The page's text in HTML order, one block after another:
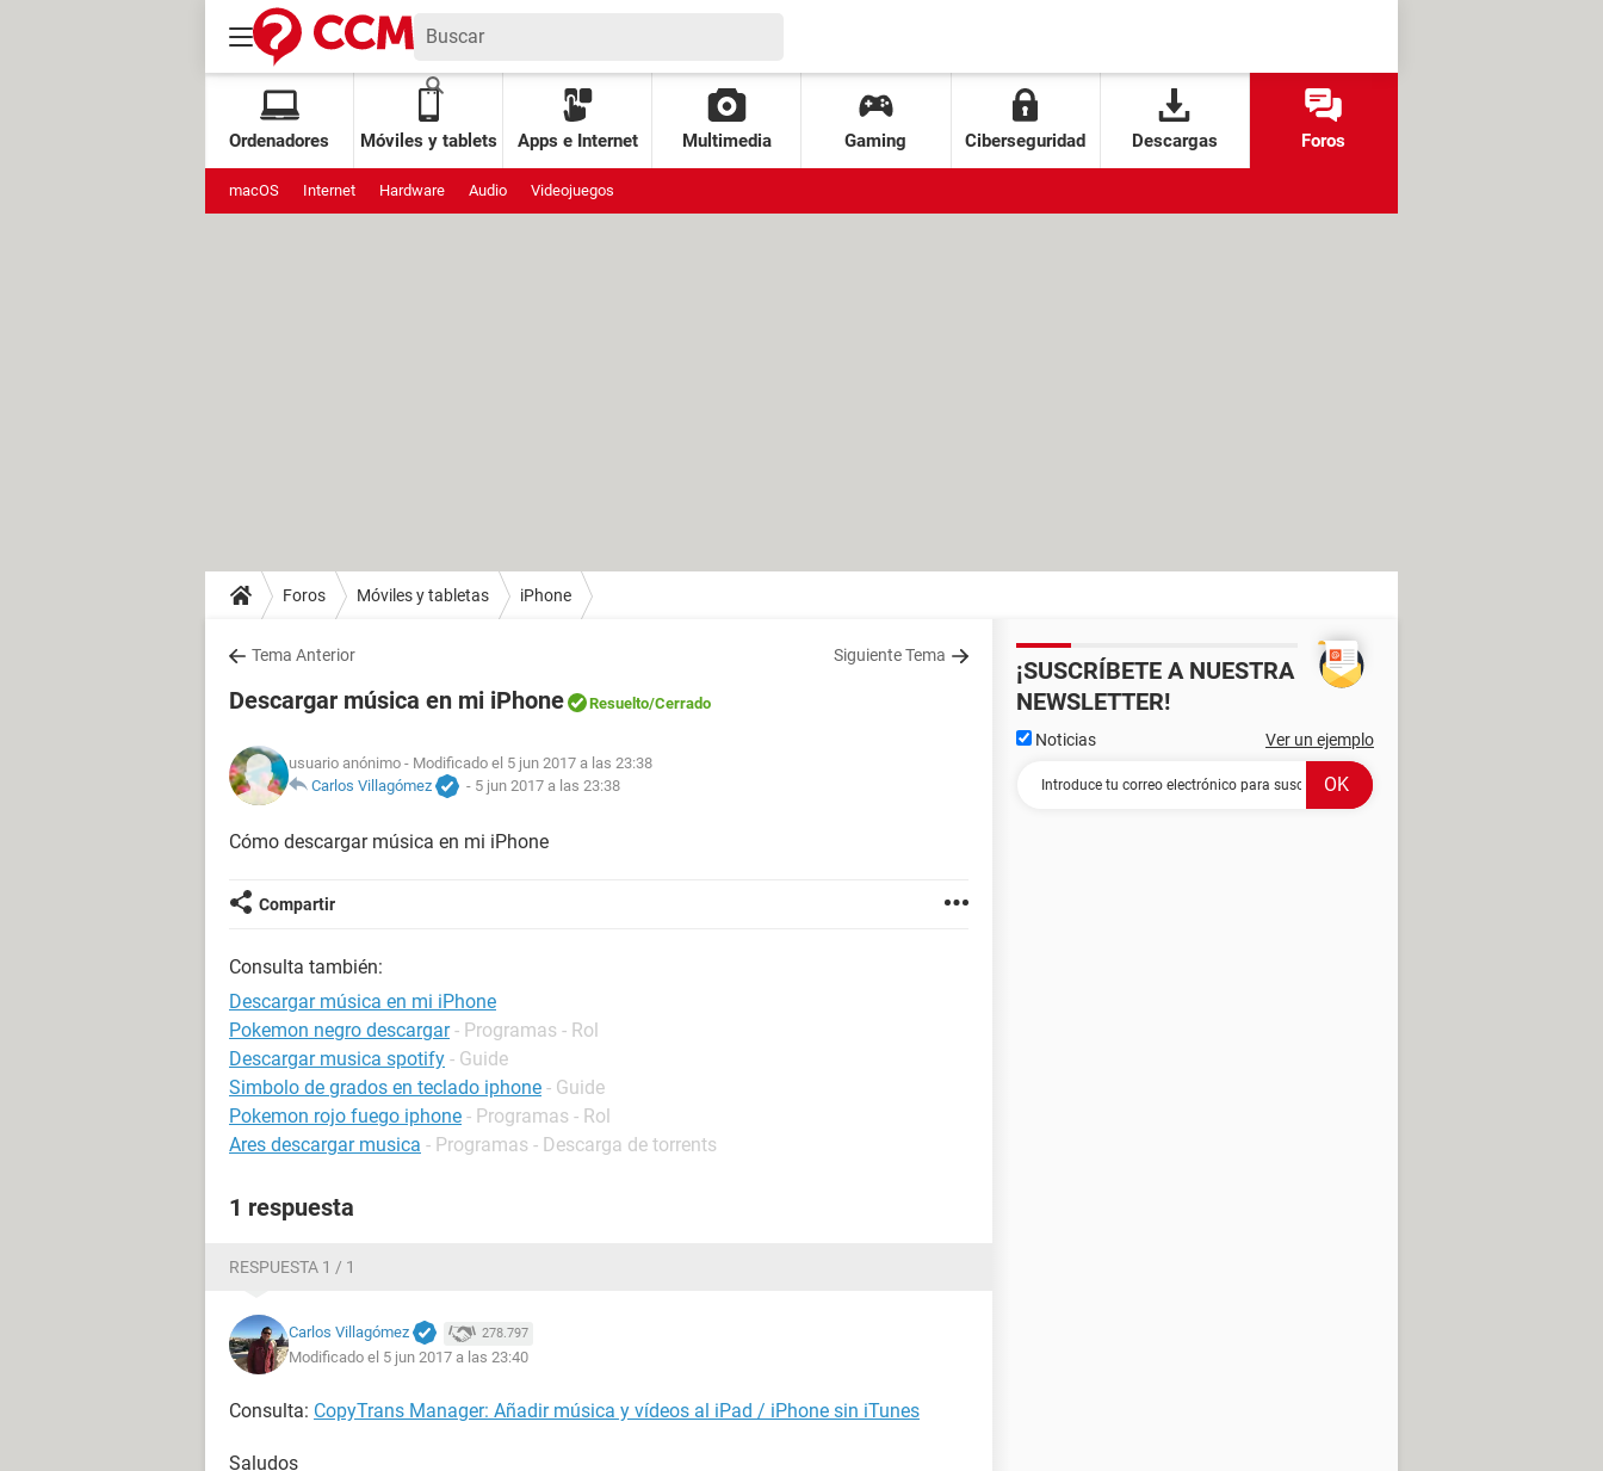
Ordenadores Móviles y tablets Apps e Internet Multimedia Gaming Ciberseguridad Descargas Foros
macOS Internet Hardware Audio Videojuegos
Foros Móviles y tabletas iPhone
Tema Anterior Siguiente Tema
Descargar música en mi iPhone Resuelto/Cerrado
usuario anónimo - Modificado el 5 jun 2017 a las 23:38
Carlos Villagómez
- 5 jun 2017 a las 23:38
Cómo descargar música en mi iPhone
Compartir
Consulta también:
Descargar música en mi iPhone
Pokemon negro descargar - Programas - Rol
Descargar musica spotify - Guide
Simbolo de grados en teclado iphone - Guide
Pokemon rojo fuego iphone - Programas - Rol
Ares descargar musica - Programas - Descarga de torrents
1 respuesta
RESPUESTA 1 / 1
Carlos Villagómez 278.797
Modificado el 5 jun 2017 a las 23:40
Consulta: CopyTrans Manager: Añadir música y vídeos al iPad / iPhone sin iTunes
Saludos
¡SUSCRÍBETE A NUESTRA
NEWSLETTER!
Noticias Ver un ejemplo